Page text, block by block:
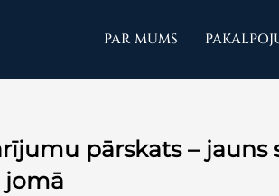
PAR MUMS
pārskats – jauns
jomā